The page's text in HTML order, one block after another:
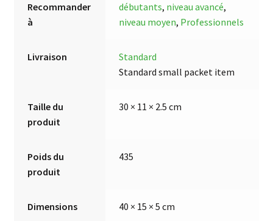
Recommander
à
débutants, niveau avancé,
niveau moyen, Professionnels
Livraison
Standard
Standard small packet item
Taille du
produit
30 × 11 × 2.5 cm
Poids du
produit
435
Dimensions 40 × 15 × 5 cm